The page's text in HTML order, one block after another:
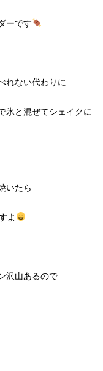
ーです
れない代わりに
氷と混ぜてシェイクに
いたら
よ
沢山あるので